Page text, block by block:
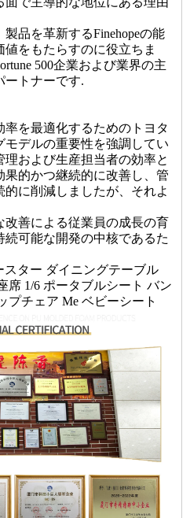
品を革新するFinehopeの能
をもたらすのに役立ちま
500企業および業界の主
ートナーです.
を最適化するためのトヨタ
デルの重要性を強調してい
および生産担当者の効率と
的かつ継続的に改善し、管
に削減しましたが、それよ
善による従業員の成長の育
可能な開発の中核であるた
スター ダイニングテーブル
席 1/6 ポータブルシート バン
プチェア Me ベビーシート